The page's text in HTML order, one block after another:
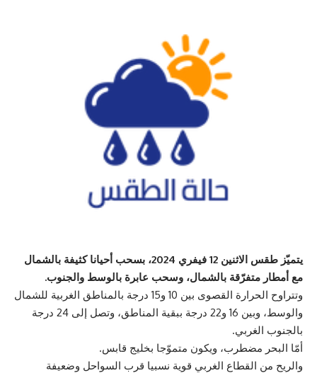
يتميّز طقس الاثنين 12 فيفري 2024، بسحب أحيانا كثيفة بالشمال
مع أمطار متفرّقة بالشمال، وسحب عابرة بالوسط والجنوب.
وتتراوح الحرارة القصوى بين 10 و15 درجة بالمناطق الغربية للشمال
والوسط، وبين 16 و22 درجة ببقية المناطق، وتصل إلى 24 درجة
بالجنوب الغربي.
أمّا البحر مضطرب، ويكون متموّجا بخليج قابس.
والريح من القطاع الغربي قوية نسبيا قرب السواحل وضعيفة